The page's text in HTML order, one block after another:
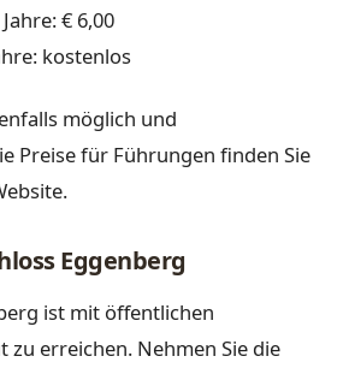
€ 6,00
kostenlos
möglich und
Preise für Führungen finden Sie
Eggenberg
ist mit öffentlichen
erreichen. Nehmen Sie die